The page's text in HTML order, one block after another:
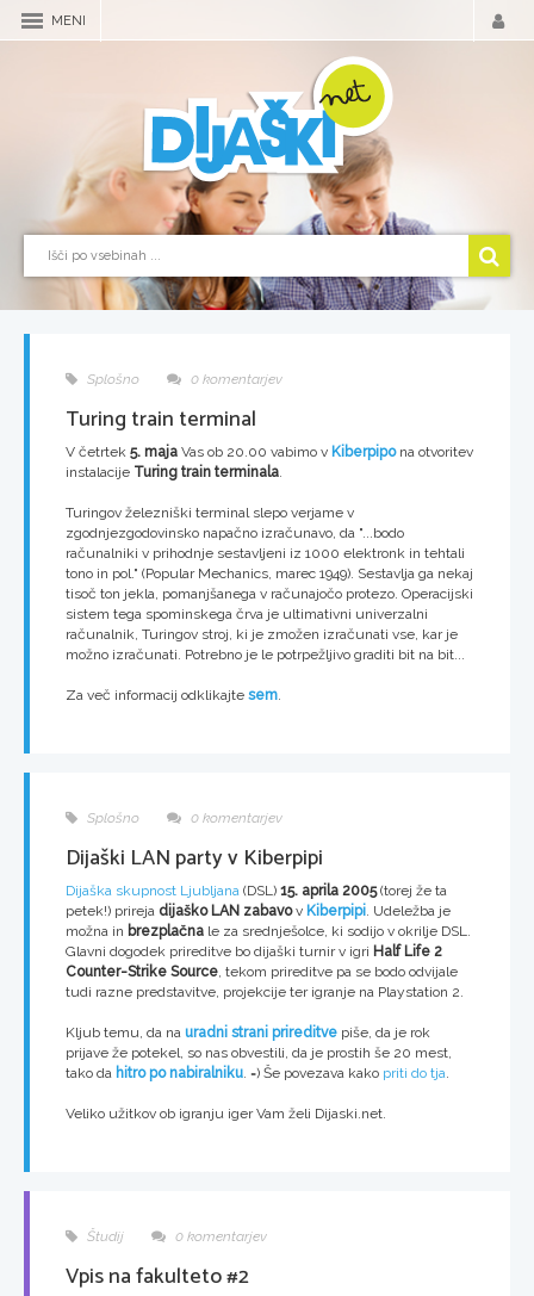
MENI
Splošno 0 komentarjev
Turing train terminal
V četrtek 5. maja Vas ob 20.00 vabimo v Kiberpipona otvoritev
instalacije Turing train terminala.
Turingov železniški terminal slepo verjame v
zgodnjezgodovinsko napačno izračunavo, da "...bodo
računalniki v prihodnje sestavljeni iz 1000 elektronk in tehtali
tono in pol." (Popular Mechanics, marec 1949). Sestavlja ga nekaj
tisoč ton jekla, pomanjšanega v računajočo protezo. Operacijski
sistem tega spominskega črva je ultimativni univerzalni
računalnik, Turingov stroj, ki je zmožen izračunati vse, kar je
možno izračunati. Potrebno je le potrpežljivo graditi bit na bit...
Za več informacij odklikajte sem.
Splošno 0 komentarjev
Dijaški LAN party v Kiberpipi
Dijaška skupnost Ljubljana (DSL) 15. aprila 2005(torej že ta
petek!) prireja dijaško LAN zabavov Kiberpipi. Udeležba je
možna in brezplačna le za srednješolce, ki sodijo v okrilje DSL.
Glavni dogodek prireditve bo dijaški turnir v igri Half Life 2
Counter-Strike Source, tekom prireditve pa se bodo odvijale
tudi razne predstavitve, projekcije ter igranje na Playstation 2.
Kljub temu, da na uradni strani prireditve piše, da je rok
prijave že potekel, so nas obvestili, da je prostih še 20 mest,
tako da hitro po nabiralniku. =) Še povezava kako priti do tja.
Veliko užitkov ob igranju iger Vam želi Dijaski.net.
Študij 0 komentarjev
Vpis na fakulteto #2